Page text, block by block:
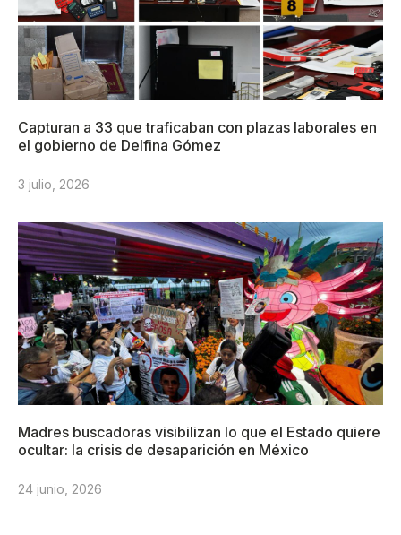
Capturan a 33 que traficaban con plazas laborales en
el gobierno de Delfina Gómez
3 julio, 2026
Madres buscadoras visibilizan lo que el Estado quiere
ocultar: la crisis de desaparición en México
24 junio, 2026